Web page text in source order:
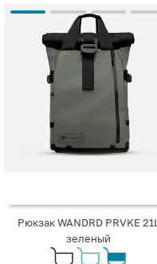
Рюкзак WANDRD PRVKE 21L
зеленый